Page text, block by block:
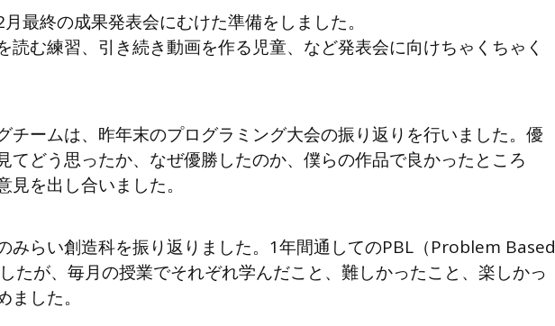
最終の成果発表会にむけた準備をしました。
読む練習、引き続き動画を作る児童、など発表会に向けちゃくちゃく
チームは、昨年末のプログラミング大会の振り返りを行いました。優
てどう思ったか、なぜ優勝したのか、僕らの作品で良かったところ
見を出し合いました。
みらい創造科を振り返りました。1年間通してのPBL（Problem Based
たが、毎月の授業でそれぞれ学んだこと、難しかったこと、楽しかっ
ました。